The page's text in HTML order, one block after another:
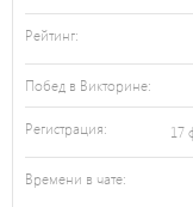
Рейтинг:
Побед в Викторине:
Регистрация: 17
Времени в чате: